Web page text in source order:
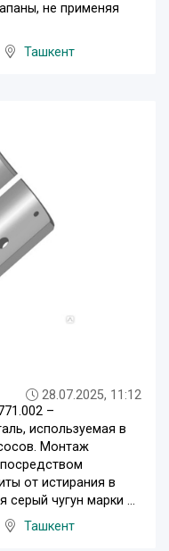
не применяя
Ташкент
28.07.2025, 11:12
–
используемая в
Монтаж
от истирания в
серый чугун марки ...
Ташкент